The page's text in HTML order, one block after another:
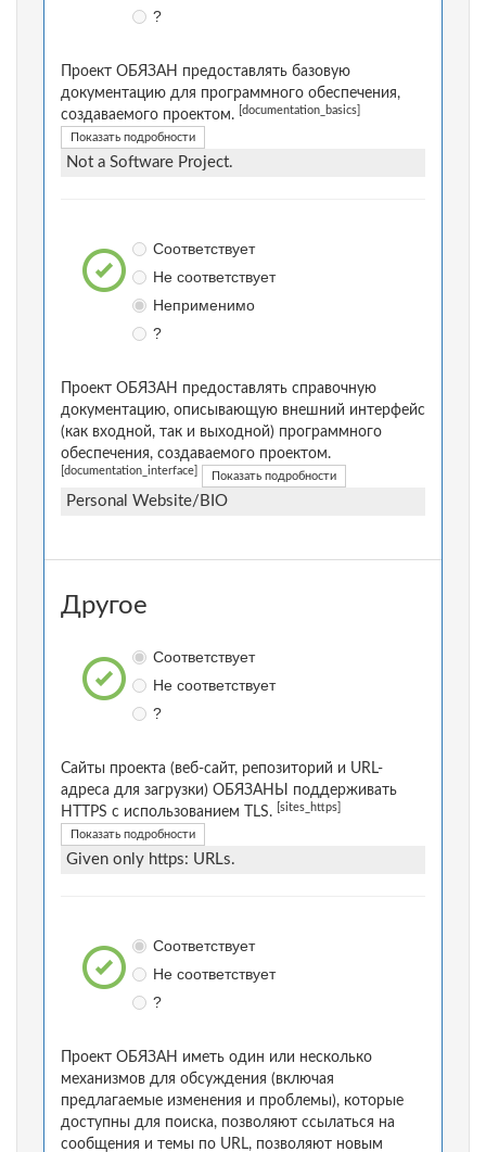
?
Проект ОБЯЗАН предоставлять базовую
документацию для программного обеспечения,
создаваемого проектом.
[documentation_basics]
Показать подробности
Not a Software Project.
Соответствует
Не соответствует
Неприменимо
?
Проект ОБЯЗАН предоставлять справочную
документацию, описывающую внешний интерфейс
(как входной, так и выходной) программного
обеспечения, создаваемого проектом.
[documentation_interface] Показать подробности
Personal Website/BIO
Другое
Соответствует
Не соответствует
?
Сайты проекта (веб-сайт, репозиторий и URL-
адреса для загрузки) ОБЯЗАНЫ поддерживать
HTTPS с использованием TLS.
[sites_https]
Показать подробности
Given only https: URLs.
Соответствует
Не соответствует
?
Проект ОБЯЗАН иметь один или несколько
механизмов для обсуждения (включая
предлагаемые изменения и проблемы), которые
доступны для поиска, позволяют ссылаться на
сообщения и темы по URL, позволяют новым